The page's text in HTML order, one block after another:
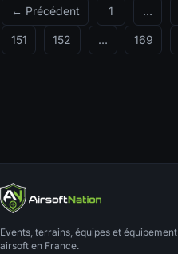
← Précédent 1 …
151 152 … 169
Events, terrains, équipes et équipement
airsoft en France.